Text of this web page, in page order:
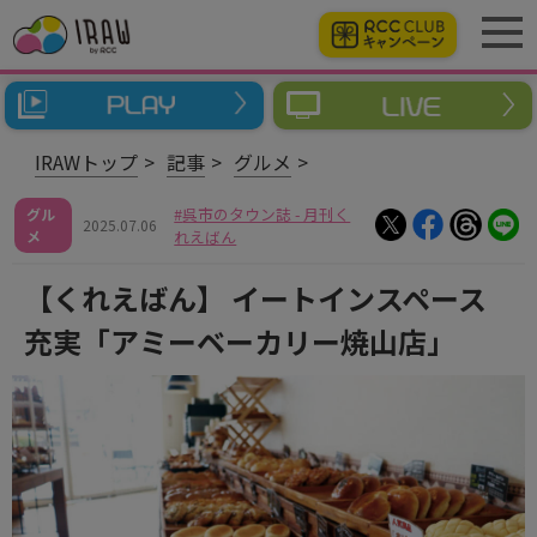
IRAWトップ 記事 グルメ
グル
メ
2025.07.06
呉市のタウン誌 - 月刊く
れえばん
【くれえばん】 イートインスペース
充実「アミーベーカリー焼山店」